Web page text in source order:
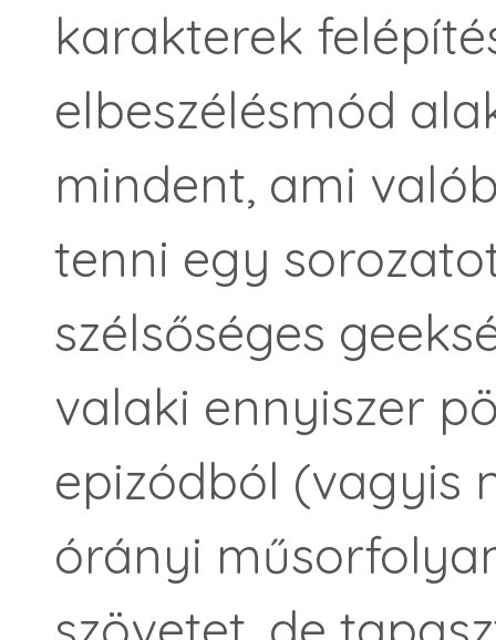
karakterek
elbeszélésmód
mindent, ami
tenni egy
szélsőséges
valaki ennyiszer
epizódból (vagyis
órányi